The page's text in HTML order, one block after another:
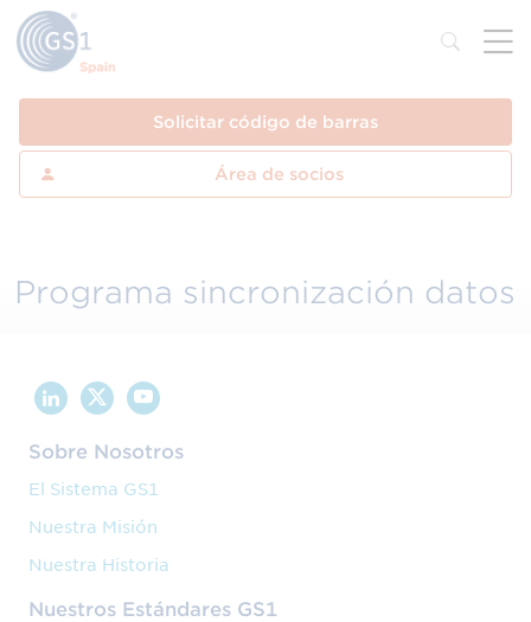
Solicitar código de barras
Área de socios
Programa sincronización datos
Sobre Nosotros
El Sistema GS1
Nuestra Misión
Nuestra Historia
Nuestros Estándares GS1